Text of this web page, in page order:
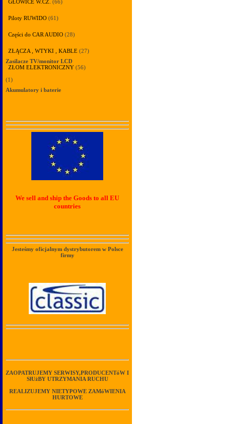
GŁOWICE W.CZ. (66)
Piloty RUWIDO (61)
Części do CAR AUDIO (28)
ZŁĄCZA , WTYKI , KABLE (27)
Zasilacze TV/monitor LCD
ZŁOM ELEKTRONICZNY (56)
(1)
Akumulatory i baterie
We sell and ship the Goods to all EU
countries
Jesteśmy oficjalnym dystrybutorem w Polsce
firmy
ZAOPATRUJEMY SERWISY,PRODUCENTóW I
SłUżBY UTRZYMANIA RUCHU
REALIZUJEMY NIETYPOWE ZAMóWIENIA
HURTOWE